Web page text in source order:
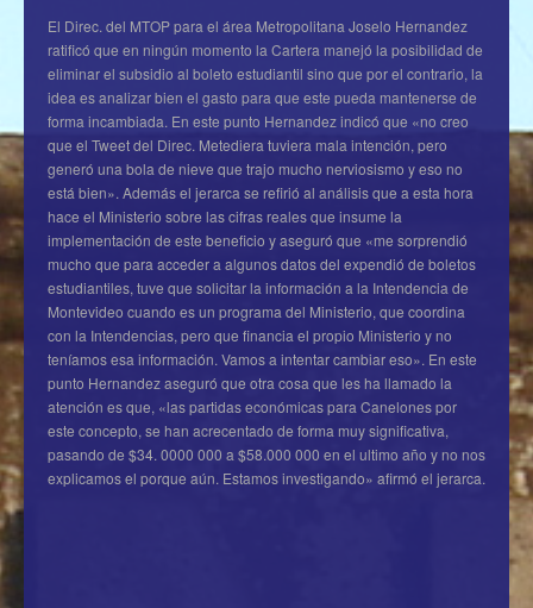
El Direc. del MTOP para el área Metropolitana Joselo Hernandez
ratificó que en ningún momento la Cartera manejó la posibilidad de
eliminar el subsidio al boleto estudiantil sino que por el contrario, la
idea es analizar bien el gasto para que este pueda mantenerse de
forma incambiada. En este punto Hernandez indicó que «no creo
que el Tweet del Direc. Metediera tuviera mala intención, pero
generó una bola de nieve que trajo mucho nerviosismo y eso no
está bien». Además el jerarca se refirió al análisis que a esta hora
hace el Ministerio sobre las cifras reales que insume la
implementación de este beneficio y aseguró que «me sorprendió
mucho que para acceder a algunos datos del expendió de boletos
estudiantiles, tuve que solicitar la información a la Intendencia de
Montevideo cuando es un programa del Ministerio, que coordina
con la Intendencias, pero que financia el propio Ministerio y no
teníamos esa información. Vamos a intentar cambiar eso». En este
punto Hernandez aseguró que otra cosa que les ha llamado la
atención es que, «las partidas económicas para Canelones por
este concepto, se han acrecentado de forma muy significativa,
pasando de $34. 0000 000 a $58.000 000 en el ultimo año y no nos
explicamos el porque aún. Estamos investigando» afirmó el jerarca.